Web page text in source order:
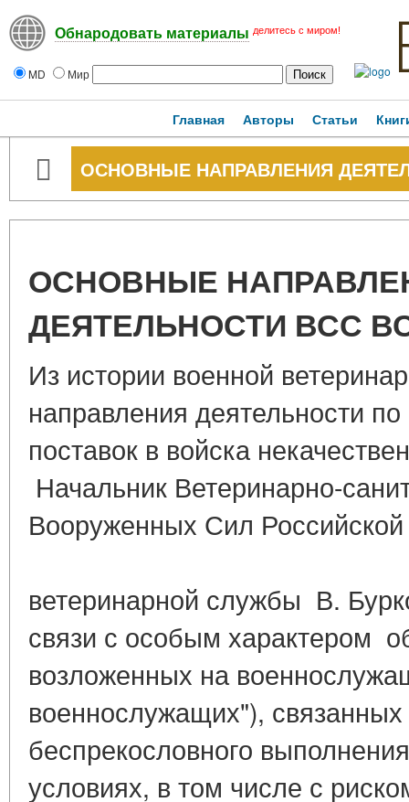
Обнародовать материалы делитесь с миром!
MD Мир
Главная Авторы Статьи
ОСНОВНЫЕ НАПРАВЛЕНИЯ
ОСНОВНЫЕ
ДЕЯТЕЛЬНОСТИ ВСС
Из истории военной
направления деятельности
поставок в войска
Начальник Ветеринарно-
Вооруженных Сил
ветеринарной службы В.
связи с особым характером
возложенных на
военнослужащих"),
беспрекословного
условиях, в том числе с